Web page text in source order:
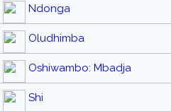
Ndonga
Oludhimba
Oshiwambo: Mbadja
Shi